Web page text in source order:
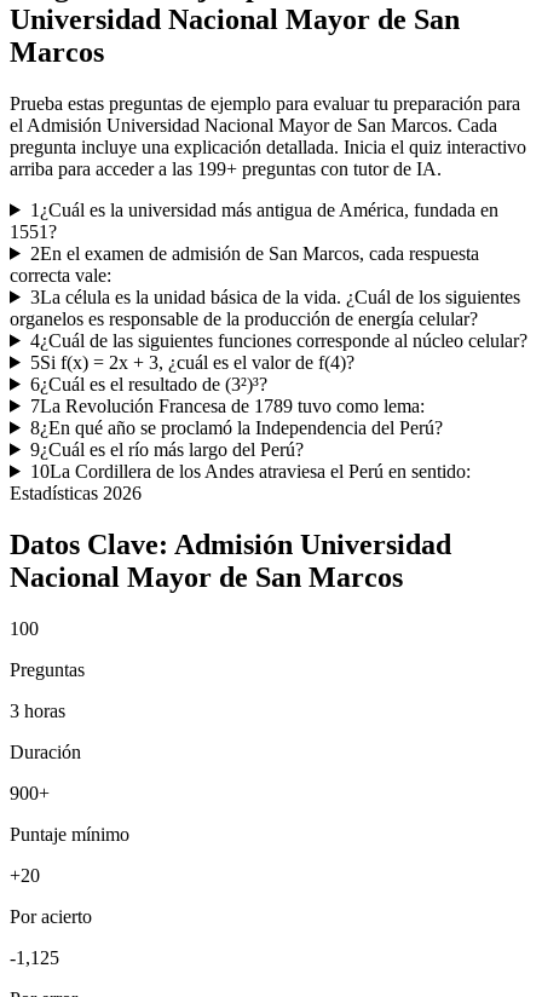
Universidad Nacional Mayor de San
Marcos
Prueba estas preguntas de ejemplo para evaluar tu preparación para
el Admisión Universidad Nacional Mayor de San Marcos. Cada
pregunta incluye una explicación detallada. Inicia el quiz interactivo
arriba para acceder a las 199+ preguntas con tutor de IA.
1 ¿Cuál es la universidad más antigua de América, fundada en
1551?
2En el examen de admisión de San Marcos, cada respuesta
correcta vale:
3La célula es la unidad básica de la vida. ¿Cuál de los siguientes
organelos es responsable de la producción de energía celular?
4¿Cuál de las siguientes funciones corresponde al núcleo celular?
5Si f(x) = 2x + 3, ¿cuál es el valor de f(4)?
6¿Cuál es el resultado de (3²)³?
7La Revolución Francesa de 1789 tuvo como lema:
8¿En qué año se proclamó la Independencia del Perú?
9¿Cuál es el río más largo del Perú?
10La Cordillera de los Andes atraviesa el Perú en sentido:
Estadísticas 2026
Datos Clave: Admisión Universidad
Nacional Mayor de San Marcos
100
Preguntas
3 horas
Duración
900+
Puntaje mínimo
+20
Por acierto
-1,125